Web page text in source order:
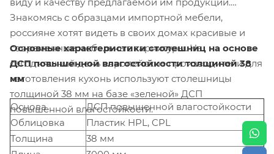
Знакомясь с образцами импортной мебели,
россияне хотят видеть в своих домах красивые и
современные мебельные гарнитуры. На
сегодняшний день европейские производители для
изготовления кухонь используют столешницы
толщиной 38 мм на базе «зеленой» ДСП
повышенной влагостойкости.
Основные характеристики столешниц на основе
ДСП повышенной влагостойкости толщиной 38
мм
Основа
ДСП повышенной влагостойкости
Облицовка
Пластик HPL, CPL
Толщина
38 мм